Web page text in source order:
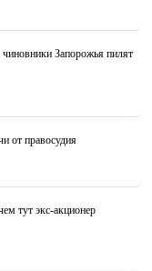
Запорожья пилят
от правосудия
тут экс-акционер